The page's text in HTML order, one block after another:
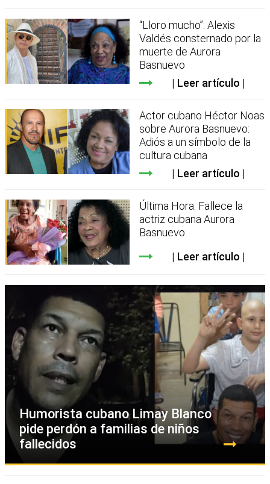
“Lloro mucho”: Alexis
Valdés consternado por la
muerte de Aurora
Basnuevo
Leer artículo
Actor cubano Héctor Noas
sobre Aurora Basnuevo:
Adiós a un símbolo de la
cultura cubana
Leer artículo
Última Hora: Fallece la
actriz cubana Aurora
Basnuevo
Leer artículo
Humorista cubano Limay Blanco
pide perdón a familias de niños
fallecidos